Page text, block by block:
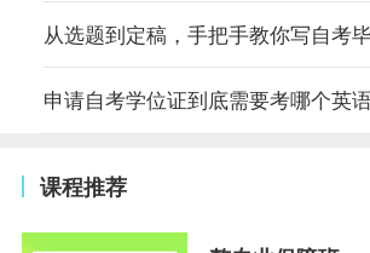
从选题到定稿，手把手教你写自考
申请自考学位证到底需要考哪个英
课程推荐